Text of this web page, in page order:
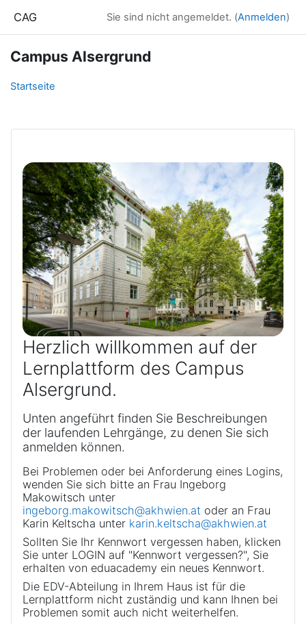
CAG Sie sind nicht angemeldet. (Anmelden)
Campus Alsergrund
Startseite
Herzlich willkommen auf der
Lernplattform des Campus
Alsergrund.
Unten angeführt finden Sie Beschreibungen
der laufenden Lehrgänge, zu denen Sie sich
anmelden können.
Bei Problemen oder bei Anforderung eines Logins,
wenden Sie sich bitte an Frau Ingeborg
Makowitsch unter
ingeborg.makowitsch@akhwien.at oder an Frau
Karin Keltscha unter karin.keltscha@akhwien.at
Sollten Sie Ihr Kennwort vergessen haben, klicken
Sie unter LOGIN auf "Kennwort vergessen?", Sie
erhalten von eduacademy ein neues Kennwort.
Die EDV-Abteilung in Ihrem Haus ist für die
Lernplattform nicht zuständig und kann Ihnen bei
Problemen somit auch nicht weiterhelfen.